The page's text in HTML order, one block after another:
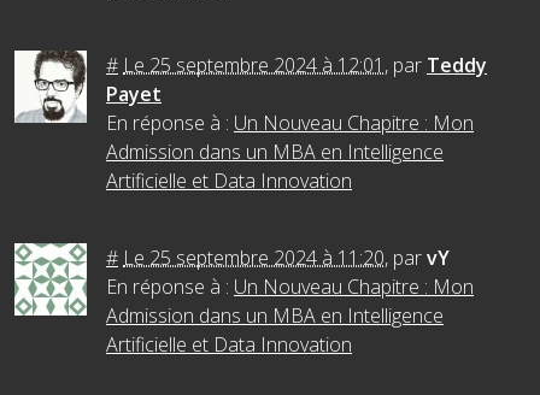
# Le 25 septembre 2024 à 12:01 , par Teddy
Payet
En réponse à : Un Nouveau Chapitre : Mon
Admission dans un MBA en Intelligence
Artificielle et Data Innovation
# Le 25 septembre 2024 à 11:20, parvY
En réponse à : Un Nouveau Chapitre : Mon
Admission dans un MBA en Intelligence
Artificielle et Data Innovation